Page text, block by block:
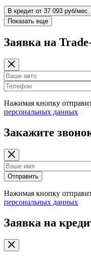
В кредит от 37 093 руб/мес.
Показать еще
Заявка на
Нажимая кнопку
персональных данных
Закажите
Отправить
Нажимая кнопку
персональных данных
Заявка на